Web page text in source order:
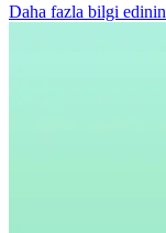
Daha fazla bilgi edinin